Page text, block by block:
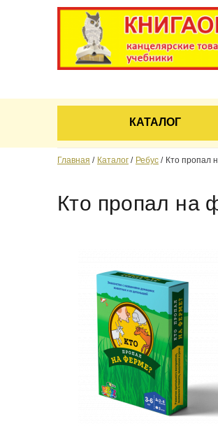
КАТАЛОГ
Главная Каталог Ребус Кто пропал
Кто пропал на